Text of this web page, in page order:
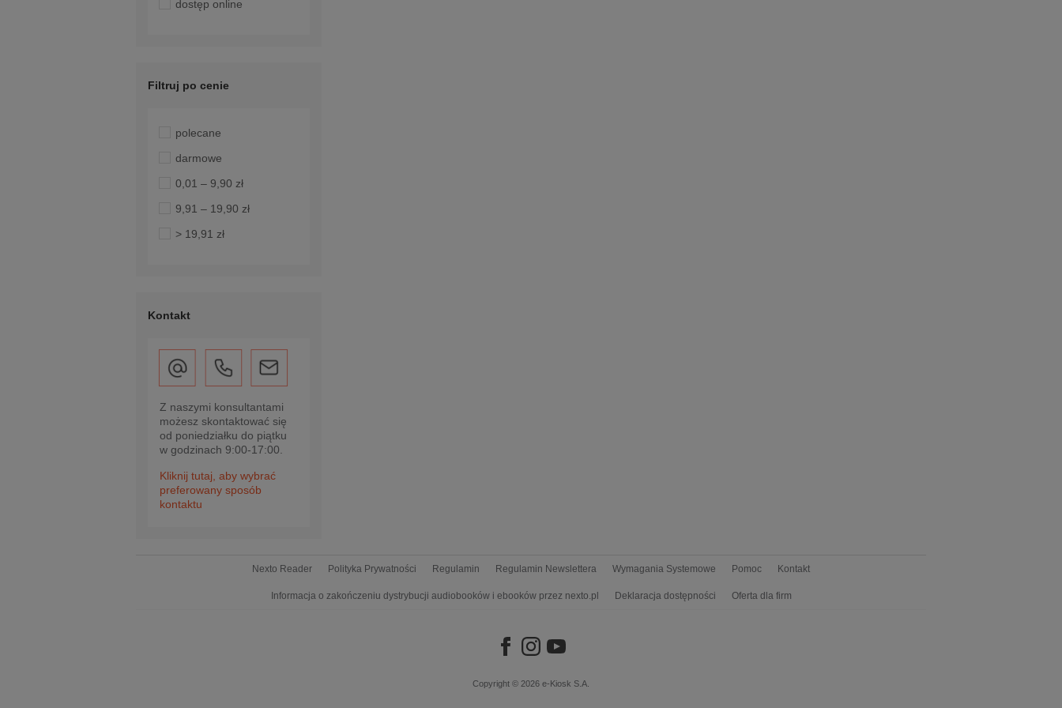
dostęp online
Filtruj po cenie
polecane
darmowe
0,01 – 9,90 zł
9,91 – 19,90 zł
> 19,91 zł
Kontakt
Z naszymi konsultantami
możesz skontaktować się
od poniedziałku do piątku
w godzinach 9:00-17:00.
Kliknij tutaj, aby wybrać
preferowany sposób
kontaktu
Nexto Reader Polityka Prywatności Regulamin Regulamin Newslettera Wymagania Systemowe Pomoc Kontakt
Informacja o zakończeniu dystrybucji audiobooków i ebooków przez nexto.pl Deklaracja dostępności Oferta dla firm
Copyright © 2026 e-Kiosk S.A.